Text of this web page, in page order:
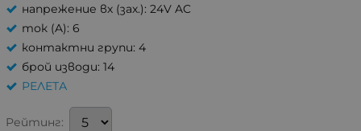
напрежение вх (зах.): 24V AC
ток (A): 6
контактни групи: 4
брой изводи: 14
РЕЛЕТА
Рейтинг: